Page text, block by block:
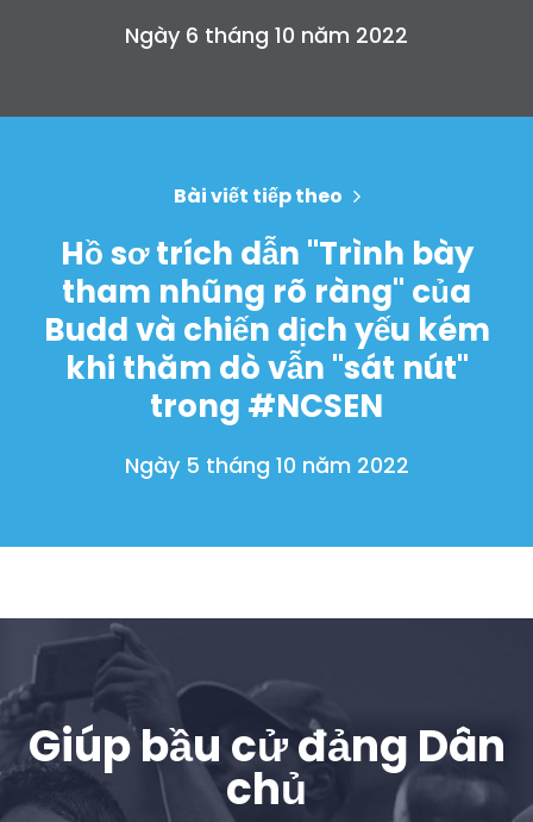
Quyên tặng
Ngày 6 tháng 10 năm 2022
Bài viết tiếp theo
Hồ sơ trích dẫn "Trình bày
tham nhũng rõ ràng" của
Budd và chiến dịch yếu kém
khi thăm dò vẫn "sát nút"
trong #NCSEN
Ngày 5 tháng 10 năm 2022
Giúp bầu cử đảng Dân
chủ